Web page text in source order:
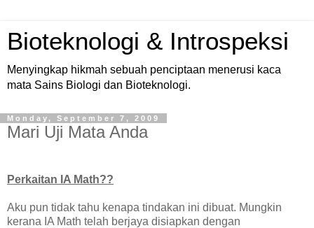
Bioteknologi & Introspeksi
Menyingkap hikmah sebuah penciptaan menerusi kaca
mata Sains Biologi dan Bioteknologi.
Monday, September 7, 2009
Mari Uji Mata Anda
Perkaitan IA Math??
Aku pun tidak tahu kenapa tindakan ini dibuat. Mungkin
kerana IA Math telah berjaya disiapkan dengan